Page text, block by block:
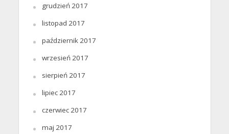
grudzień 2017
listopad 2017
październik 2017
wrzesień 2017
sierpień 2017
lipiec 2017
czerwiec 2017
maj 2017